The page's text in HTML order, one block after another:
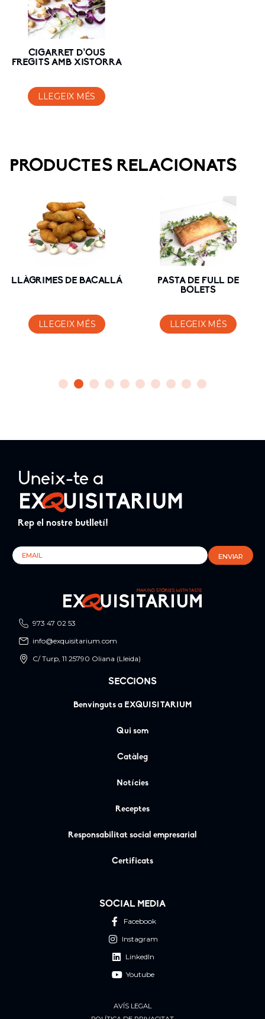
CIGARRET D’OUS
FREGITS AMB XISTORRA
LLEGEIX MÉS
PRODUCTES RELACIONATS
LLÀGRIMES DE BACALLÁ
LLEGEIX MÉS
PASTA DE FULL DE
BOLETS
LLEGEIX MÉS
Uneix-te a
Rep el nostre butlletí!
973 47 02 53
info@exquisitarium.com
C/ Turp, 11 25790 Oliana (Lleida)
SECCIONS
Benvinguts a EXQUISITARIUM
Qui som
Catàleg
Notícies
Receptes
Responsabilitat social empresarial
Certificats
SOCIAL MEDIA
Facebook
Instagram
LinkedIn
Youtube
AVÍS LEGAL